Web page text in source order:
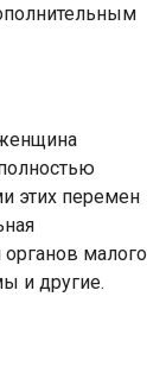
этих перемен
органов малого
и другие.